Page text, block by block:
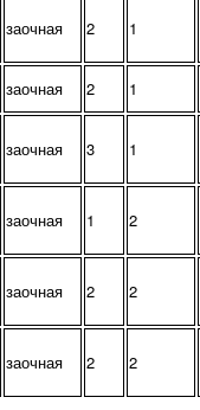
заочная 2 1
заочная 2 1
заочная 3 1
заочная 1 2
заочная 2 2
заочная 2 2